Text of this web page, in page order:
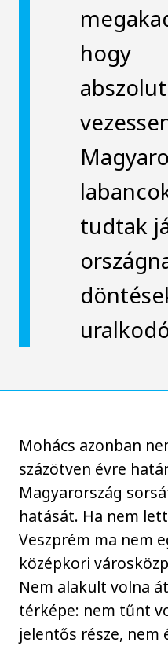
hogy
tudtak
Mohács azonban
százötven évre
Magyarország
hatását. Ha nem
Veszprém ma nem
középkori
Nem alakult volna
térképe: nem tűnt
jelentős része,